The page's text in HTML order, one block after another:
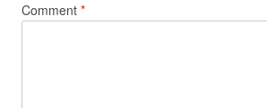
Comment *